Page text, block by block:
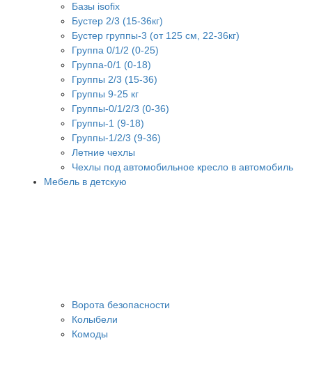
Базы isofix
Бустер 2/3 (15-36кг)
Бустер группы-3 (от 125 см, 22-36кг)
Группа 0/1/2 (0-25)
Группа-0/1 (0-18)
Группы 2/3 (15-36)
Группы 9-25 кг
Группы-0/1/2/3 (0-36)
Группы-1 (9-18)
Группы-1/2/3 (9-36)
Летние чехлы
Чехлы под автомобильное кресло в автомобиль
Мебель в детскую
Ворота безопасности
Колыбели
Комоды